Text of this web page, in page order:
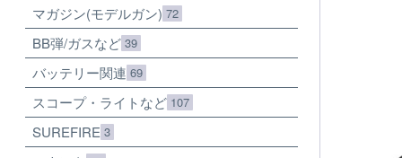
マガジン(モデルガン) 72
BB弾/ガスなど 39
バッテリー関連 69
スコープ・ライトなど 107
SUREFIRE 3